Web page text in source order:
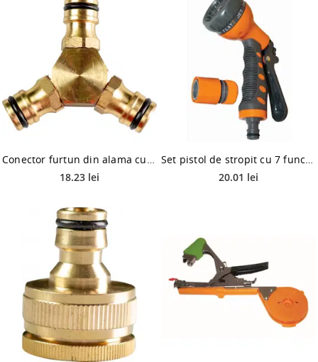
18.23 lei
20.01 lei